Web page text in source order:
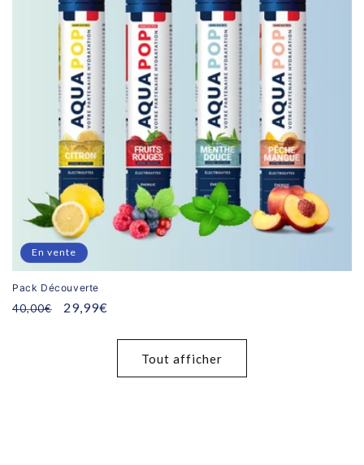
En vente
Pack Découverte
Prix
40,00€
Prix
29,99€
Tout afficher